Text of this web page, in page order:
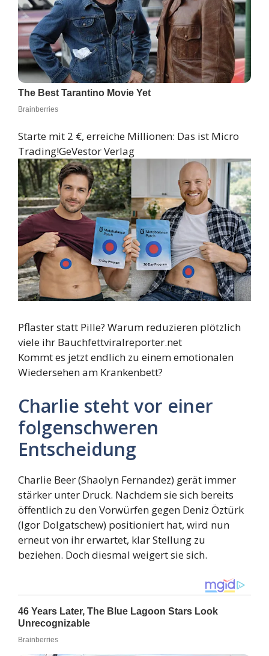
Starte mit 2 €, erreiche Millionen: Das ist Micro
Trading!GeVestor Verlag
Pflaster statt Pille? Warum reduzieren plötzlich
viele ihr Bauchfettviralreporter.net
Kommt es jetzt endlich zu einem emotionalen
Wiedersehen am Krankenbett?
Charlie steht vor einer
folgenschweren
Entscheidung
Charlie Beer (Shaolyn Fernandez) gerät immer
stärker unter Druck. Nachdem sie sich bereits
öffentlich zu den Vorwürfen gegen Deniz Öztürk
(Igor Dolgatschew) positioniert hat, wird nun
erneut von ihr erwartet, klar Stellung zu
beziehen. Doch diesmal weigert sie sich.